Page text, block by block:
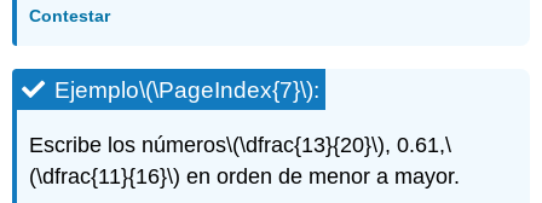
Contestar
Ejemplo\(\PageIndex{7}\):
Escribe los números\(\dfrac{13}{20}\), 0.61,\
(\dfrac{11}{16}\) en orden de menor a mayor.